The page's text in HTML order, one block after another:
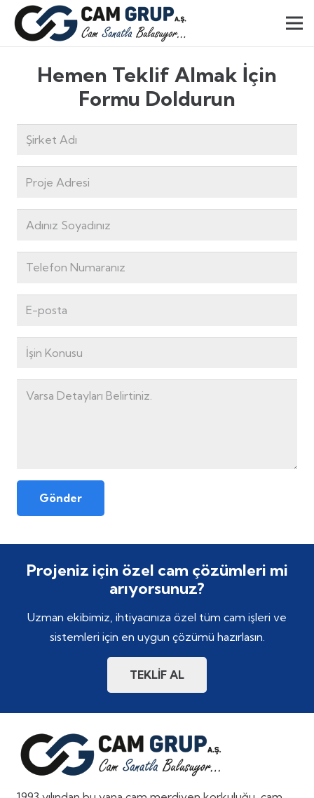
Hemen Teklif Almak İçin
Formu Doldurun
Gönder
Projeniz için özel cam çözümleri mi
arıyorsunuz?
Uzman ekibimiz, ihtiyacınıza özel tüm cam işleri ve
sistemleri için en uygun çözümü hazırlasın.
TEKLİF AL